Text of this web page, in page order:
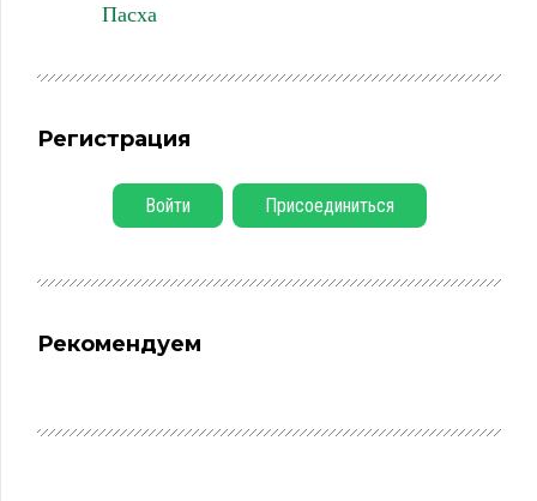
Пасха
Регистрация
Войти Присоединиться
Рекомендуем